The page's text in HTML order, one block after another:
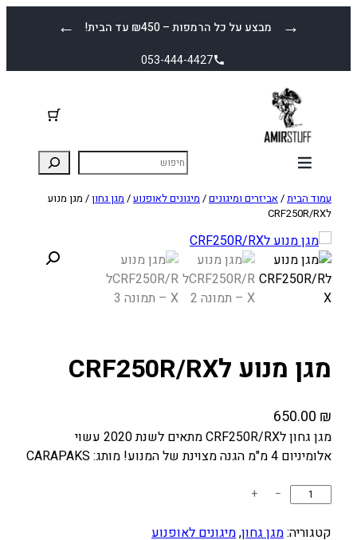
← מבצע על כל הרמפות – ₪450 עד הבית! →
053-444-4427
עמוד הבית/אביזרים ומיגונים/ מיגונים לאופנוע/ מגן גחון / מגן מנוע
לCRF250R/RX
מגן מנוע לCRF250R/RX
650.00 ₪
מגן גחון לCRF250R/RX מתאים לשנת 2020 עשוי
אלומיניום 4 מ"מ הגנה מצוינת של המנוע! מותג: CARAPAKS
ו
−
+
קטגוריה:מגן גחון, מיגונים לאופנוע